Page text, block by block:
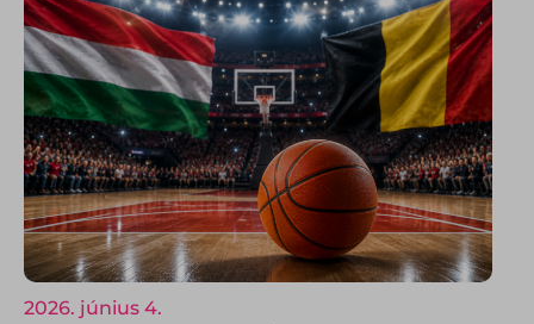
2026. június 4.